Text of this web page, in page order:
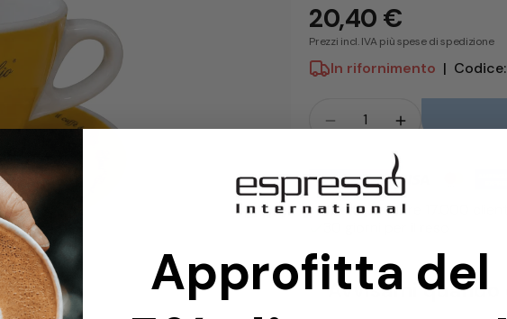
20,40 €
Prezzi incl. IVA più spese di spedizione
In rifornimento |
Quantità per Sant
Quantità per
di
pagamento
Scelto da oltre 17.000 clienti
Avvisami
Approfitta del